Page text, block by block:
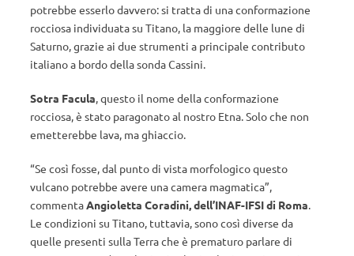
potrebbe esserlo davvero: si tratta di una conformazione
rocciosa individuata su Titano, la maggiore delle lune di
Saturno, grazie ai due strumenti a principale contributo
italiano a bordo della sonda Cassini.
Sotra Facula, questo il nome della conformazione
rocciosa, è stato paragonato al nostro Etna. Solo che non
emetterebbe lava, ma ghiaccio.
“Se così fosse, dal punto di vista morfologico questo
vulcano potrebbe avere una camera magmatica”,
commentaAngioletta Coradini, dell’INAF-IFSI di Roma.
Le condizioni su Titano, tuttavia, sono così diverse da
quelle presenti sulla Terra che è prematuro parlare di